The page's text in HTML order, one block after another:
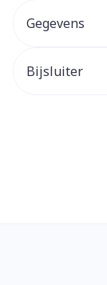
Gegevens
Bijsluiter